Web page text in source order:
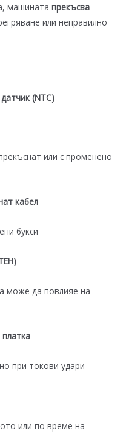
машината прекъсва
или неправилно
(NTC)
или с променено
кабел
букси
може да повлияе на
при токови удари
или по време на